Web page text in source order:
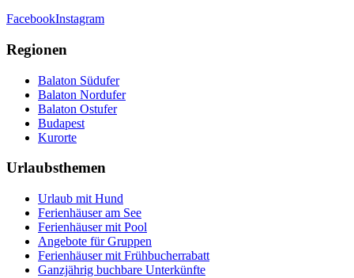
FacebookInstagram
Regionen
Balaton Südufer
Balaton Nordufer
Balaton Ostufer
Budapest
Kurorte
Urlaubsthemen
Urlaub mit Hund
Ferienhäuser am See
Ferienhäuser mit Pool
Angebote für Gruppen
Ferienhäuser mit Frühbucherrabatt
Ganzjährig buchbare Unterkünfte